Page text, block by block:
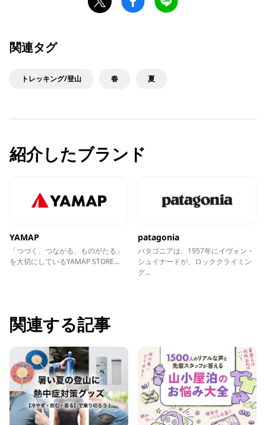
関連タグ
トレッキング/登山 春 夏
紹介したブランド
YAMAP
「つづく、つながる、ものがたる」
を大切にしているYAMAP STORE...
patagonia
パタゴニアは、1957年にイヴォン・
シュイナードが、ロッククライミン
グ...
関連する記事